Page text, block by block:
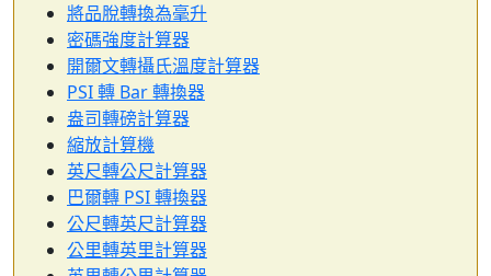
將品脫轉換為毫升
密碼強度計算器
開爾文轉攝氏溫度計算器
PSI 轉 Bar 轉換器
盎司轉磅計算器
縮放計算機
英尺轉公尺計算器
巴爾轉 PSI 轉換器
公尺轉英尺計算器
公里轉英里計算器